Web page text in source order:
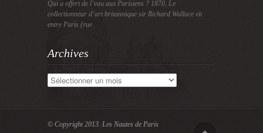
Qui a offert de l’eau aux Parisiens ? 1870, Le
collectionneur d’art britannique sir Richard Wallace vit
entre Paris (rue
Archives
Archives
© Copyright 2013. Les Nautes de Paris